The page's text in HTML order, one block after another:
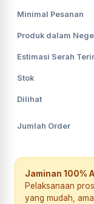
Minimal Pesanan
Produk dalam
Estimasi Serah
Stok
Dilihat
Jumlah Order
Jaminan 100%
Pelaksanaan
yang mudah,